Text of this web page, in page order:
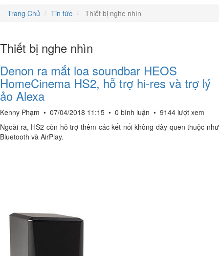
Trang Chủ
Tin tức Thiết bị nghe nhìn
Thiết bị nghe nhìn
Denon ra mắt loa soundbar HEOS
HomeCinema HS2, hỗ trợ hi-res và trợ lý
ảo Alexa
Kenny Phạm • 07/04/2018 11:15 • 0 bình luận • 9144 lượt xem
Ngoài ra, HS2 còn hỗ trợ thêm các kết nối không dây quen thuộc như
Bluetooth và AirPlay.